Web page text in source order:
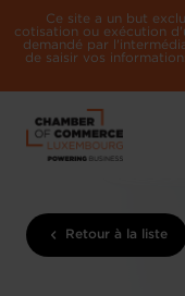
Ce site a un but
cotisation ou exécution
demandé par
de saisir vos
Retour à la liste